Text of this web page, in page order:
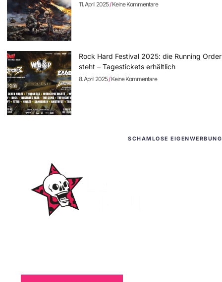
11. April 2025 Keine Kommentare
Rock Hard Festival 2025: die Running Order
steht – Tagestickets erhältlich
8. April 2025 Keine Kommentare
SCHAMLOSE EIGENWERBUNG